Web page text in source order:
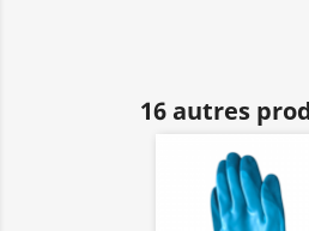
16 autres